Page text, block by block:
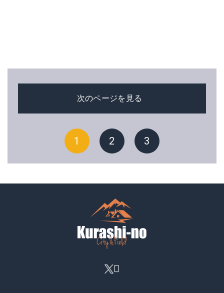
次のページを見る
1 2 3